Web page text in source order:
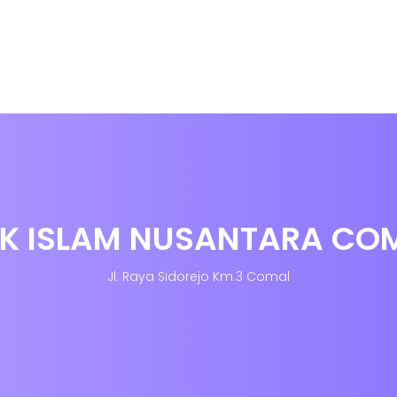
ISLAM NUSANTARA
Jl. Raya Sidorejo Km.3 Comal